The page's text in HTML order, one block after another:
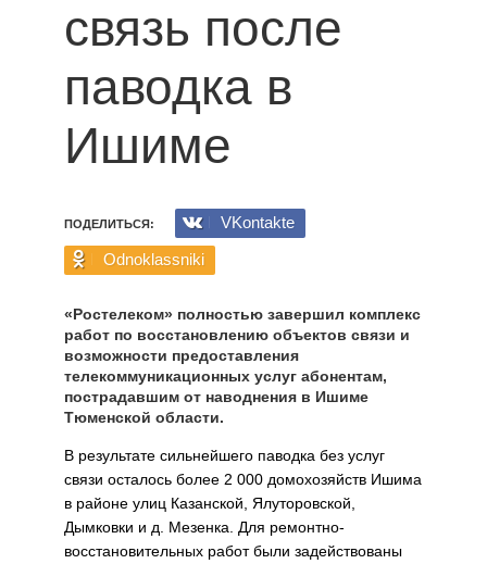
связь после
паводка в
Ишиме
ПОДЕЛИТЬСЯ:
VKontakte
Odnoklassniki
«Ростелеком» полностью завершил комплекс
работ по восстановлению объектов связи и
возможности предоставления
телекоммуникационных услуг абонентам,
пострадавшим от наводнения в Ишиме
Тюменской области.
В результате сильнейшего паводка без услуг
связи осталось более 2 000 домохозяйств Ишима
в районе улиц Казанской, Ялуторовской,
Дымковки и д. Мезенка. Для ремонтно-
восстановительных работ были задействованы